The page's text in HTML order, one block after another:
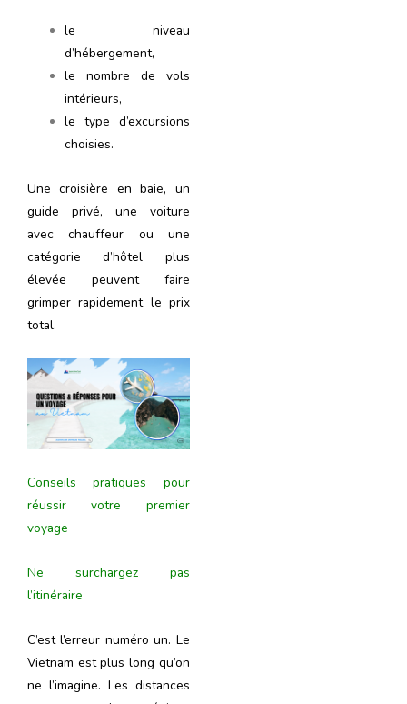
le niveau
d’hébergement,
le nombre de vols
intérieurs,
le type d’excursions
choisies.
Une croisière en baie, un
guide privé, une voiture
avec chauffeur ou une
catégorie d’hôtel plus
élevée peuvent faire
grimper rapidement le prix
total.
Conseils pratiques pour
réussir votre premier
voyage
Ne surchargez pas
l’itinéraire
C’est l’erreur numéro un. Le
Vietnam est plus long qu’on
ne l’imagine. Les distances